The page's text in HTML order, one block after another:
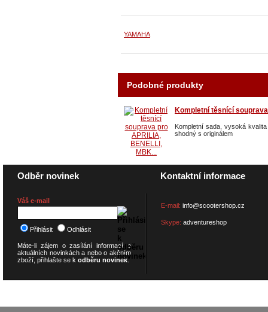
YAMAHA
Podobné produkty
Kompletní těsnící
Kompletní sada, vysoká
shodný s originálem
Odběr novinek
Váš e-mail
Přihlásit Odhlásit
Máte-li zájem o zasílání informací o
aktuálních novinkách a nebo o akčním
zboží, přihlašte se k odběru novinek.
Kontaktní informace
E-mail: info@scootershop.cz
Skype: adventureshop